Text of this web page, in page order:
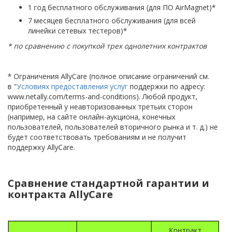
1 год бесплатного обслуживания (для ПО AirMagnet)*
7 месяцев бесплатного обслуживания (для всей
линейки сетевых тестеров)*
* по сравнению с покупкой трех однолетних контрактов
* Ограничения AllyCare (полное описание ограничений см.
в "Условиях предоставления услуг поддержки по адресу:
www.netally.com/terms-and-conditions). Любой продукт,
приобретенный у неавторизованных третьих сторон
(например, на сайте онлайн-аукциона, конечных
пользователей, пользователей вторичного рынка и т. д.) не
будет соответствовать требованиям и не получит
поддержку AllyCare.
Сравнение стандартной гарантии и
контракта AllyCare